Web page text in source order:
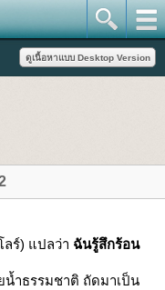
ลร์) แปลว่า ฉันรู้สึกร้อน
น้ำธรรมชาติ ถัดมาเป็น